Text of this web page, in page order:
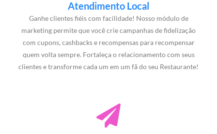
Atendimento Local
Ganhe clientes fiéis com facilidade! Nosso módulo de
marketing permite que você crie campanhas de fidelização
com cupons, cashbacks e recompensas para recompensar
quem volta sempre. Fortaleça o relacionamento com seus
clientes e transforme cada um em um fã do seu Restaurante!